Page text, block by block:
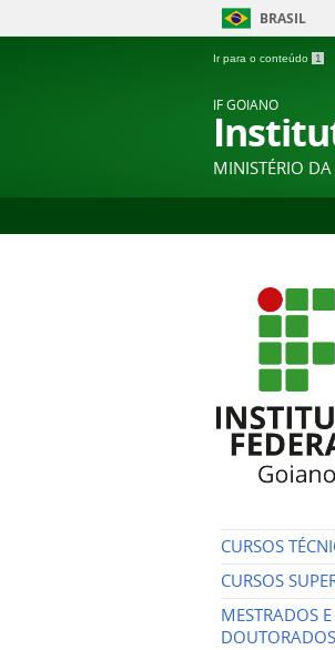
BRASIL
Ir para o conteúdo 1
IF GOIANO
MINISTÉRIO
CURSOS
CURSOS
MESTRADOS E
DOUTORADOS